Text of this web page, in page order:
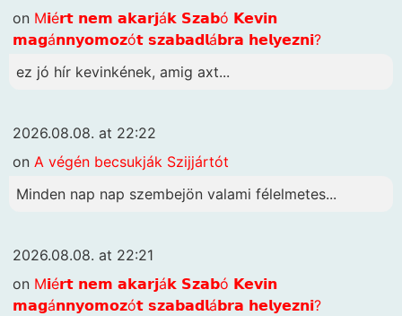
on M𝗶é𝗿𝘁 𝗻𝗲𝗺 𝗮𝗸𝗮𝗿𝗷á𝗸 𝗦𝘇𝗮𝗯ó 𝗞𝗲𝘃𝗶𝗻
𝗺𝗮𝗴á𝗻𝗻𝘆𝗼𝗺𝗼𝘇ó𝘁 𝘀𝘇𝗮𝗯𝗮𝗱𝗹á𝗯𝗿𝗮 𝗵𝗲𝗹𝘆𝗲𝘇𝗻𝗶?
ez jó hír kevinkének, amig axt...
2026.08.08. at 22:22
on A végén becsukják Szijjártót
Minden nap nap szembejön valami félelmetes...
2026.08.08. at 22:21
on M𝗶é𝗿𝘁 𝗻𝗲𝗺 𝗮𝗸𝗮𝗿𝗷á𝗸 𝗦𝘇𝗮𝗯ó 𝗞𝗲𝘃𝗶𝗻
𝗺𝗮𝗴á𝗻𝗻𝘆𝗼𝗺𝗼𝘇ó𝘁 𝘀𝘇𝗮𝗯𝗮𝗱𝗹á𝗯𝗿𝗮 𝗵𝗲𝗹𝘆𝗲𝘇𝗻𝗶?